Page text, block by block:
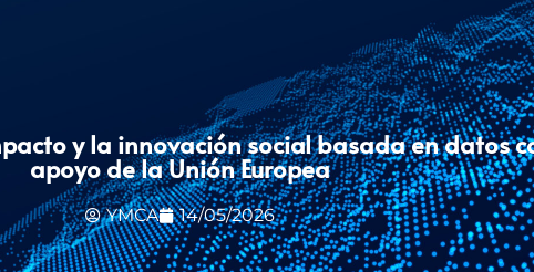
y la innovación social basada en datos
apoyo de la Unión Europea
YMCA 14/05/2026